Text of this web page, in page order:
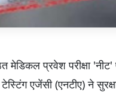
मेडिकल प्रवेश परीक्षा
एजेंसी (एनटीए) ने